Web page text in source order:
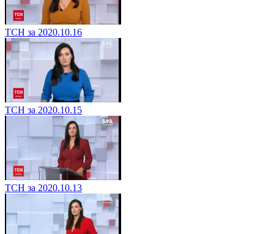
ТСН за 2020.10.16
ТСН за 2020.10.15
ТСН за 2020.10.13